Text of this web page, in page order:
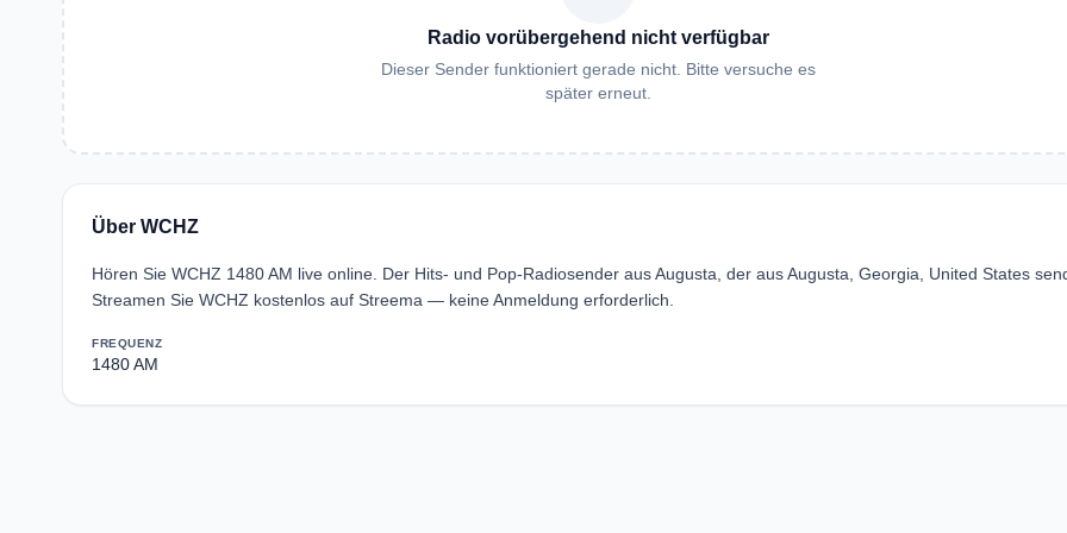
Radio vorübergehend nicht verfügbar
Dieser Sender funktioniert gerade nicht. Bitte versuche es
später erneut.
Über WCHZ
Hören Sie WCHZ 1480 AM live online. Der Hits- und Pop-Radiosender aus Augusta, der aus Augusta, Georgia, United States
Streamen Sie WCHZ kostenlos auf Streema — keine Anmeldung erforderlich.
FREQUENZ
1480 AM